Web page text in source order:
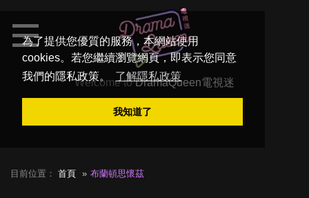
為了提供您優質的服務，本網站使用
cookies。若您繼續瀏覽網頁，即表示您同意
我們的隱私政策。
了解隱私政策
我知道了
Welcome toDramaQueen電視迷
目前位置： 首頁 布蘭頓思懷茲